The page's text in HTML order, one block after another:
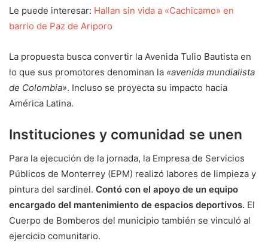
Le puede interesar: Hallan sin vida a «Cachicamo» en
barrio de Paz de Ariporo
La propuesta busca convertir la Avenida Tulio Bautista en
lo que sus promotores denominan la «avenida mundialista
de Colombia». Incluso se proyecta su impacto hacia
América Latina.
Instituciones y comunidad se unen
Para la ejecución de la jornada, la Empresa de Servicios
Públicos de Monterrey (EPM) realizó labores de limpieza y
pintura del sardinel. Contó con el apoyo de un equipo
encargado del mantenimiento de espacios deportivos. El
Cuerpo de Bomberos del municipio también se vinculó al
ejercicio comunitario.